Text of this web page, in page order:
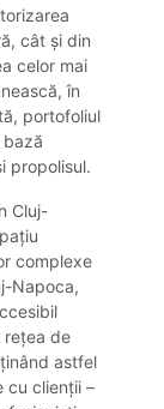
cât și din
celor mai
în
portofoliul
propolisul.
Cluj-
complexe
Napoca,
rețea de
astfel
cu clienții –